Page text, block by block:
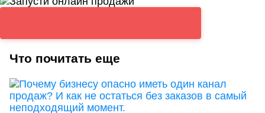
Что почитать еще